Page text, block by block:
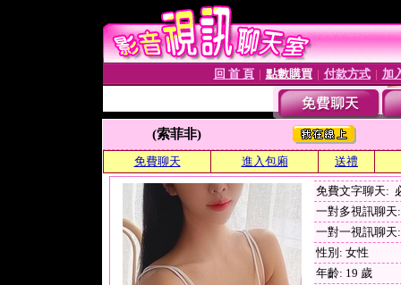
回 首 頁 點數購買│ 付款方式│ 加
(索菲非)
免費聊天 進入包廂 送禮
免費文字聊天:
一對多視訊聊天
一對一視訊聊天
性別: 女性
年齡: 19 歲